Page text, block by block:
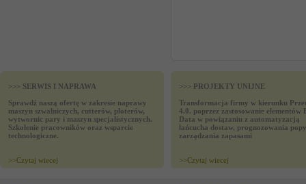
>>> SERWIS I NAPRAWA
Sprawdź naszą ofertę w zakresie naprawy
maszyn szwalniczych, cutterów, ploterów,
wytwornic pary i maszyn specjalistycznych.
Szkolenie pracowników oraz wsparcie
technologiczne.
>>Czytaj wiecej
>>> PROJEKTY UNIJNE
Transformacja firmy w kierunku
4.0. poprzez zastosowanie elementów
Data w powiązaniu z automatyzacją
łańcucha dostaw, prognozowania
zarządzania zapasami
>>Czytaj wiecej